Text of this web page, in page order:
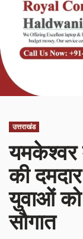
उत्तराखंड
यमकेश्वर
की
युवाओं
सौगात